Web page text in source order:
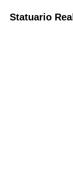
Statuario